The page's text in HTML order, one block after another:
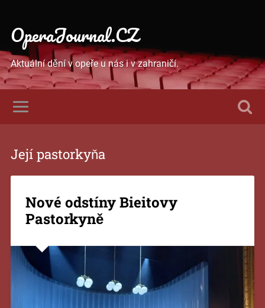
OperaJournal.CZ
Aktuální dění v opeře u nás i v zahraničí.
Její pastorkyňa
Nové odstíny Bieitovy
Pastorkyně